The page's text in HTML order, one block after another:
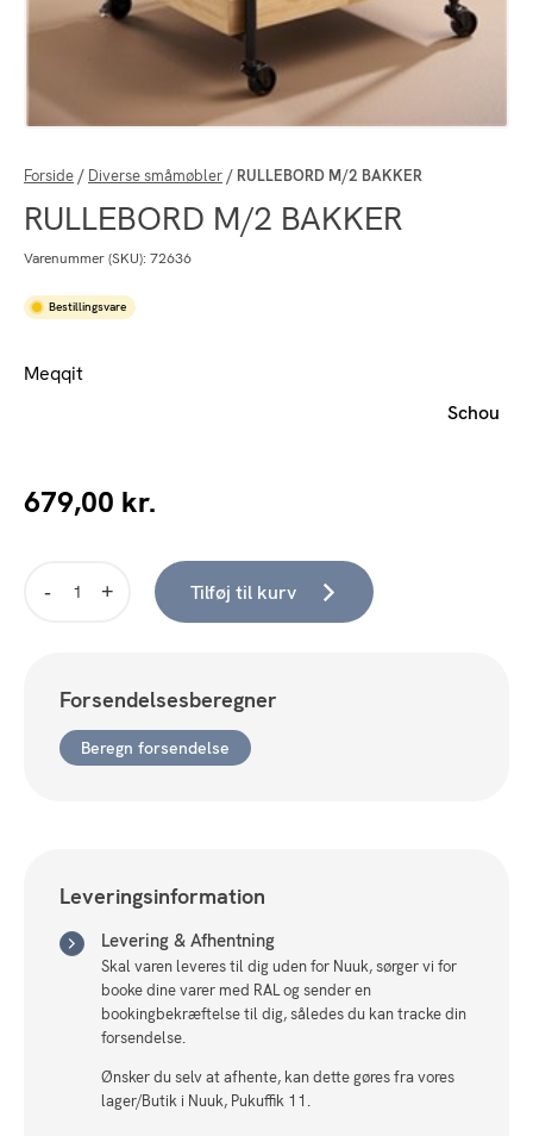
Forside / Diverse småmøbler / RULLEBORD M/2 BAKKER
RULLEBORD M/2 BAKKER
Varenummer (SKU): 72636
Bestillingsvare
Meqqit
Schou
679,00 kr.
Tilføj til kurv
Forsendelsesberegner
Beregn forsendelse
Leveringsinformation
Levering & Afhentning
Skal varen leveres til dig uden for Nuuk, sørger vi for
booke dine varer med RAL og sender en
bookingbekræftelse til dig, således du kan tracke din
forsendelse.
Ønsker du selv at afhente, kan dette gøres fra vores
lager/Butik i Nuuk, Pukuffik 11.